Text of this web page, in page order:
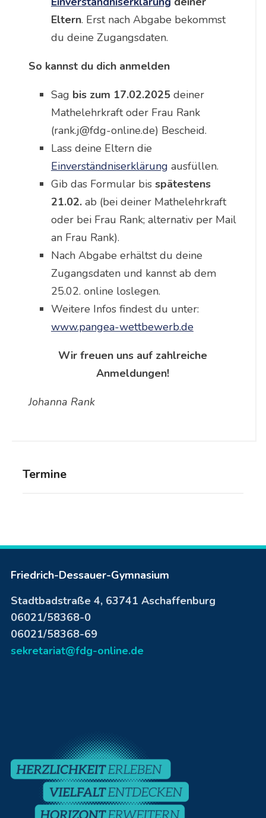
Termine
Eltern. Erst nach Abgabe bekommst
du deine Zugangsdaten.
So kannst du dich anmelden
Sag bis zum 17.02.2025deiner
Mathelehrkraft oder Frau Rank
(rank.j@fdg-online.de) Bescheid.
Lass deine Eltern die
Einverständniserklärung ausfüllen.
Gib das Formular bis spätestens
21.02.ab (bei deiner Mathelehrkraft
oder bei Frau Rank; alternativ per Mail
an Frau Rank).
Nach Abgabe erhältst du deine
Zugangsdaten und kannst ab dem
25.02. online loslegen.
Weitere Infos findest du unter:
www.pangea-wettbewerb.de
Wir freuen uns auf zahlreiche
Anmeldungen!
Johanna Rank
Friedrich-Dessauer-Gymnasium
Stadtbadstraße 4, 63741 Aschaffenburg
06021/58368-0
06021/58368-69
sekretariat@fdg-online.de